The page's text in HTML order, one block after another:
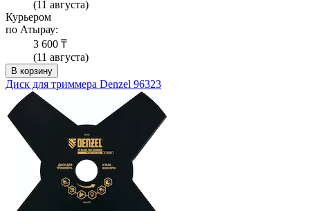
(11 августа)
Курьером
по Атырау:
3 600 ₸
(11 августа)
В корзину
Диск для триммера Denzel 96323